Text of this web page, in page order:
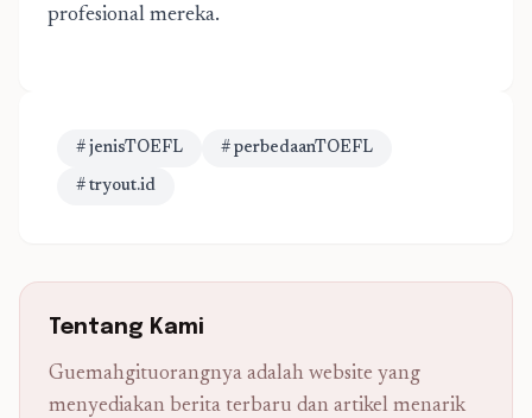
profesional mereka.
# jenisTOEFL # perbedaanTOEFL
# tryout.id
Tentang Kami
Guemahgituorangnya adalah website yang
menyediakan berita terbaru dan artikel menarik